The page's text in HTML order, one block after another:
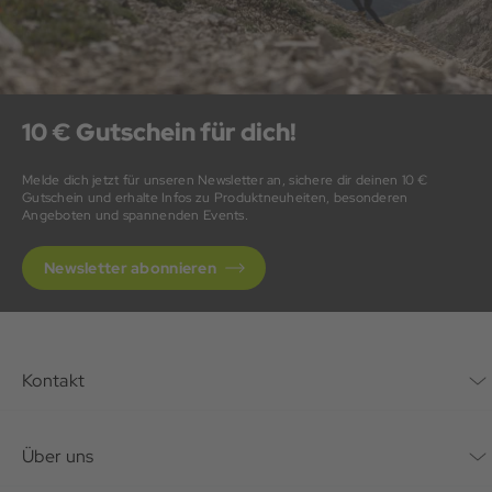
10 € Gutschein für dich!
Melde dich jetzt für unseren Newsletter an, sichere dir deinen 10 €
Gutschein und erhalte Infos zu Produktneuheiten, besonderen
Angeboten und spannenden Events.
Newsletter abonnieren
Kontakt
Über uns